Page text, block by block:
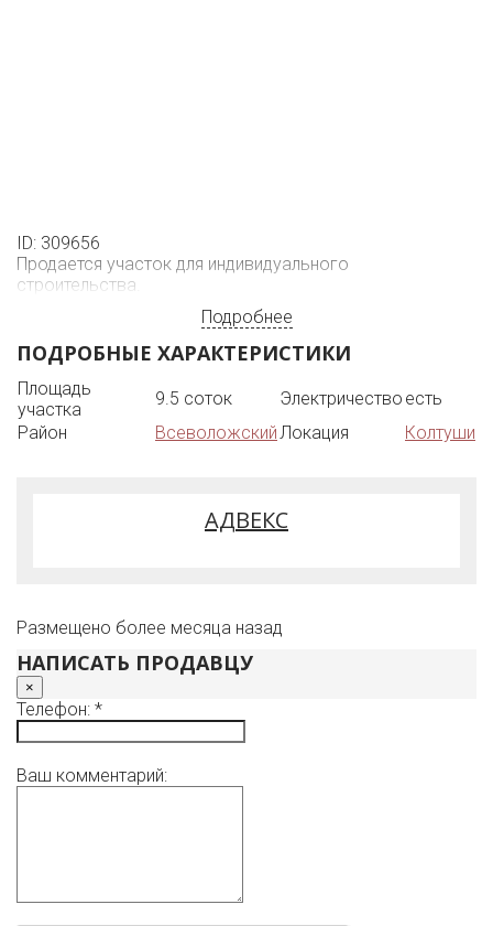
ID: 309656
Продается участок для индивидуального
строительства.
Подробнее
ПОДРОБНЫЕ ХАРАКТЕРИСТИКИ
Площадь
участка
9.5 соток Электричество есть
Район
ВсеволожскийЛокация Колтуши
АДВЕКС
Размещено более месяца назад
НАПИСАТЬ ПРОДАВЦУ
×
Телефон: *
Ваш комментарий: